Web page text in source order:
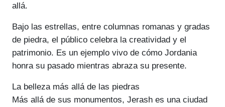
allá.
Bajo las estrellas, entre columnas romanas y gradas
de piedra, el público celebra la creatividad y el
patrimonio. Es un ejemplo vivo de cómo Jordania
honra su pasado mientras abraza su presente.
La belleza más allá de las piedras
Más allá de sus monumentos, Jerash es una ciudad